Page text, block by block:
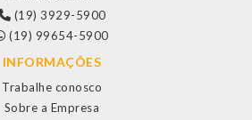
(19) 3929-5900
(19) 99654-5900
INFORMAÇÕES
Trabalhe conosco
Sobre a Empresa